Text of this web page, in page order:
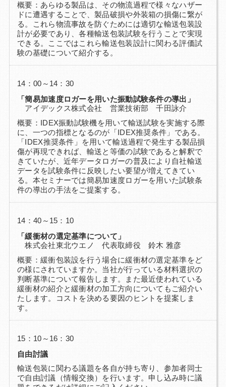
概要：あらゆる製品は、その物流過程で様々なハザー
ドに遭遇することで、製品破損や外装箱の損傷に繋が
る。これら物流事故を防ぐためには適切な輸送包装設
計が必要であり、各種輸送包装試験を行うことで実現
できる。ここではこれら輸送包装設計に関わる評価試
験の基礎について紹介する。
14：00～14：30
「簡易加速度ロガーを用いた振動試験条件の導出」
アイデックス株式会社 営業技術部 千田詠介
概要：IDEX振動試験機を用いて輸送試験を実施する際
に、一つの指標となるのが「IDEX推奨条件」である。
「IDEX推奨条件」を用いて輸送過程で発生する製品損
傷が再現できれば、輸送と等価の試験であると解釈で
きていたが、近年データロガーの普及により自社輸送
データを試験条件に反映したい要望が増えてきてい
る。本セミナーでは簡易加速度ロガーを用いた試験条
件の導出の手法をご提案する。
14：40～15：10
「緩衝材の選定基準について」
株式会社東北ウエノ 代表取締役 鈴木 雅彦
概要：緩衝包装設を行う場合に緩衝材の選定基準をど
の様にされていますか。当社が行っている材料選択の
判断基準について報告します。また最近使われている
緩衝材の紹介と緩衝材の加工方向についてもご紹介い
たします。コストを決める要因のヒントを提案しま
す。
15：10～16：30
自由討議
輸送包装に関わる議題を各自が持ち寄り、参加者同士
で自由討議（情報交換）を行います。申し込み時に議